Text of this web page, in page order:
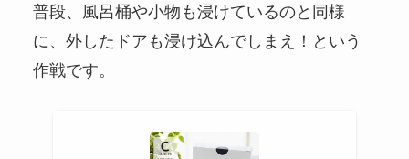
普段、風呂桶や小物も浸けているのと同様
に、外したドアも浸け込んでしまえ！という
作戦です。